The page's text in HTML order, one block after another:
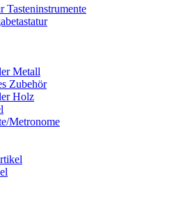
Tasteninstrumente
Metall
Zubehör
Holz
Metronome